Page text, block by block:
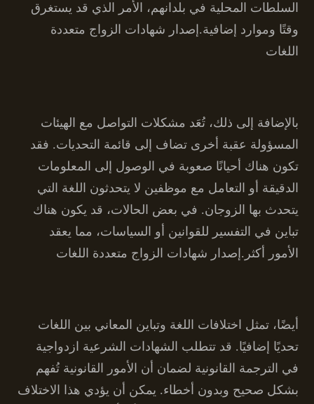
السلطات المحلية في بلدانهم، الأمر الذي قد يستغرق
وقتًا وموارد إضافية.إصدار شهادات الزواج متعددة
اللغات
بالإضافة إلى ذلك، تُعَد مشكلات التواصل مع الهيئات
المسؤولة عقبة أخرى تضاف إلى قائمة التحديات. فقد
تكون هناك أحيانًا صعوبة في الوصول إلى المعلومات
الدقيقة أو التعامل مع موظفين لا يتحدثون اللغة التي
يتحدث بها الزوجان. في بعض الحالات، قد يكون هناك
تباين في التفسير للقوانين أو السياسات، مما يعقد
الأمور أكثر.إصدار شهادات الزواج متعددة اللغات
أيضًا، تمثل اختلافات اللغة وتباين المعاني بين اللغات
تحديًا إضافيًا. قد تتطلب الشهادات الشرعية ازدواجية
في الترجمة القانونية لضمان أن الأمور القانونية تُفهم
بشكل صحيح وبدون أخطاء. يمكن أن يؤدي هذا الاختلاف